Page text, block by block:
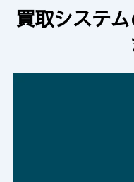
買取システ